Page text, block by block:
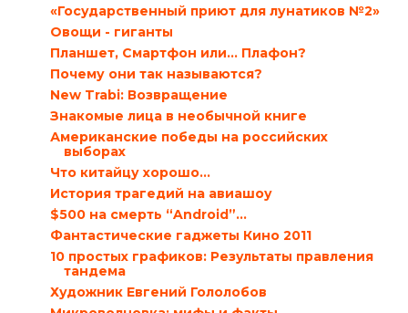
«Государственный приют для лунатиков №2»
Овощи - гиганты
Планшет, Смартфон или… Плафон?
Почему они так называются?
New Trabi: Возвращение
Знакомые лица в необычной книге
Американские победы на российских
выборах
Что китайцу хорошо…
История трагедий на авиашоу
$500 на смерть “Android”…
Фантастические гаджеты Кино 2011
10 простых графиков: Результаты правления
тандема
Художник Евгений Гололобов